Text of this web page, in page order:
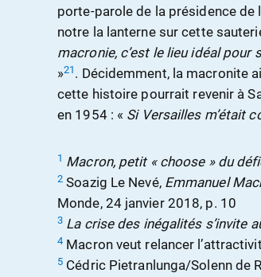
porte-parole de la présidence de
notre la lanterne sur cette
macronie, c’est le lieu idéal
»21 . Décidemment, la macronite
cette histoire pourrait revenir à
en 1954 : « Si Versailles m’était
1 Macron, petit « choose » du
2 Soazig Le Nevé, Emmanuel
Monde, 24 janvier 2018, p. 10
3 La crise des inégalités s’invite
4 Macron veut relancer
5 Cédric Pietranlunga/Solenn de